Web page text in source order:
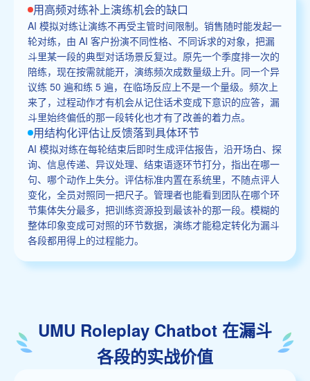
用高频对练补上演练机会的缺口
AI 模拟对练让演练不再受主管时间限制。销售随时能发起一
轮对练，由 AI 客户扮演不同性格、不同诉求的对象，把漏
斗里某一段的典型对话场景反复过。原先一个季度排一次的
陪练，现在按需就能开，演练频次成数量级上升。同一个异
议练 50 遍和练 5 遍，在临场反应上不是一个量级。频次上
来了，过程动作才有机会从记住话术变成下意识的应答，漏
斗里始终偏低的那一段转化也才有了改善的着力点。
用结构化评估让反馈落到具体环节
AI 模拟对练在每轮结束后即时生成评估报告，沿开场白、探
询、信息传递、异议处理、结束语逐环节打分，指出在哪一
句、哪个动作上失分。评估标准内置在系统里，不随点评人
变化，全员对照同一把尺子。管理者也能看到团队在哪个环
节集体失分最多，把训练资源投到最该补的那一段。模糊的
整体印象变成可对照的环节数据，演练才能稳定转化为漏斗
各段都用得上的过程能力。
UMU Roleplay Chatbot 在漏斗
各段的实战价值